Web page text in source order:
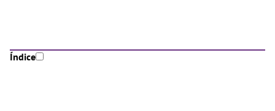
Índice